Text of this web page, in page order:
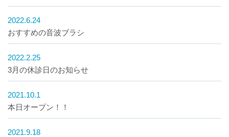
2022.6.24
おすすめの音波ブラシ
2022.2.25
3月の休診日のお知らせ
2021.10.1
本日オープン！！
2021.9.18